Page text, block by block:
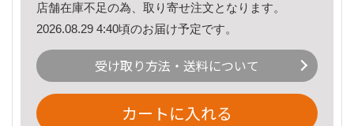
店舗在庫不足の為、取り寄せ注文となります。
2026.08.29 4:40頃のお届け予定です。
受け取り方法・送料について
カートに入れる